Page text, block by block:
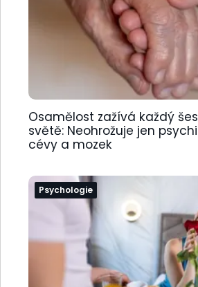
Osamělost zažívá každý
světě: Neohrožuje jen
cévy a mozek
Psychologie